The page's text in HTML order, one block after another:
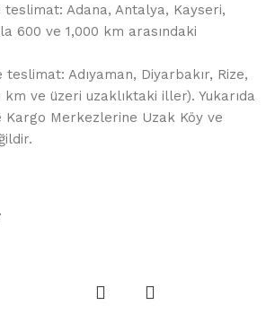
teslimat: Adana, Antalya, Kayseri,
600 ve 1,000 km arasındaki
Adıyaman, Diyarbakır, Rize,
ve üzeri uzaklıktaki iller). Yukarıda
Kargo Merkezlerine Uzak Köy ve